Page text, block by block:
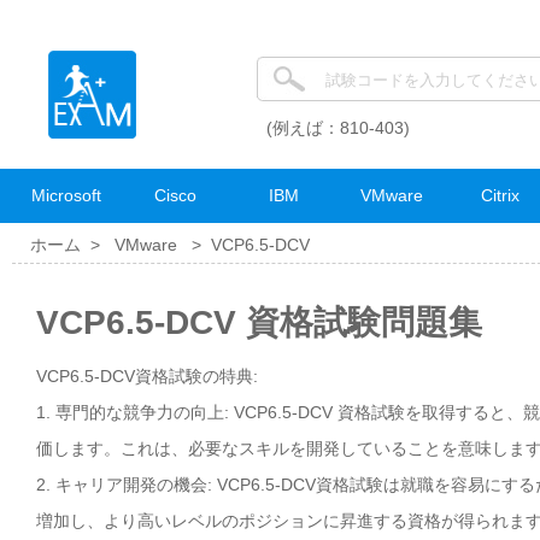
(例えば：810-403)
Microsoft Cisco IBM VMware Citrix
ホーム > VMware > VCP6.5-DCV
VCP6.5-DCV 資格試験問題集
VCP6.5-DCV資格試験の特典:
1. 専門的な競争力の向上: VCP6.5-DCV 資格試験を取得すると、
価します。これは、必要なスキルを開発していることを意味しま
2. キャリア開発の機会: VCP6.5-DCV資格試験は就職を容易にす
増加し、より高いレベルのポジションに昇進する資格が得られま